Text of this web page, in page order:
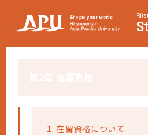
1. 在留資格について